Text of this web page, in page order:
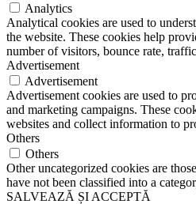
Analytics
Analytical cookies are used to
the website. These cookies help
number of visitors, bounce rate,
Advertisement
Advertisement
Advertisement cookies are used to
and marketing campaigns. These
websites and collect information to
Others
Others
Other uncategorized cookies are
have not been classified into a
SALVEAZĂ ȘI ACCEPTĂ